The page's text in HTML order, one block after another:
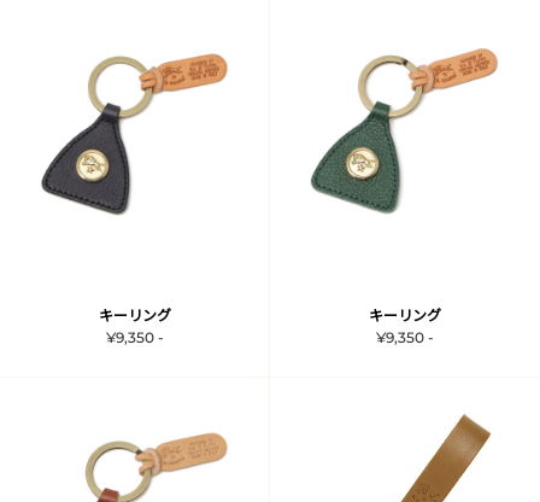
キーリング
¥9,350 -
キーリング
¥9,350 -